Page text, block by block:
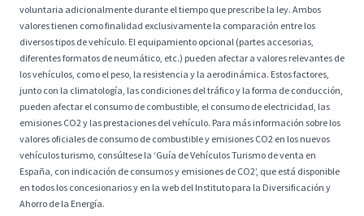
voluntaria adicionalmente durante el tiempo que prescribe la ley. Ambos
valores tienen como finalidad exclusivamente la comparación entre los
diversos tipos de vehículo. El equipamiento opcional (partes accesorias,
diferentes formatos de neumático, etc.) pueden afectar a valores relevantes de
los vehículos, como el peso, la resistencia y la aerodinámica. Estos factores,
junto con la climatología, las condiciones del tráfico y la forma de conducción,
pueden afectar el consumo de combustible, el consumo de electricidad, las
emisiones CO2 y las prestaciones del vehículo. Para más información sobre los
valores oficiales de consumo de combustible y emisiones CO2 en los nuevos
vehículos turismo, consúltese la ‘Guía de Vehículos Turismo de venta en
España, con indicación de consumos y emisiones de CO2’, que está disponible
en todos los concesionarios y en la web del Instituto para la Diversificación y
Ahorro de la Energía.